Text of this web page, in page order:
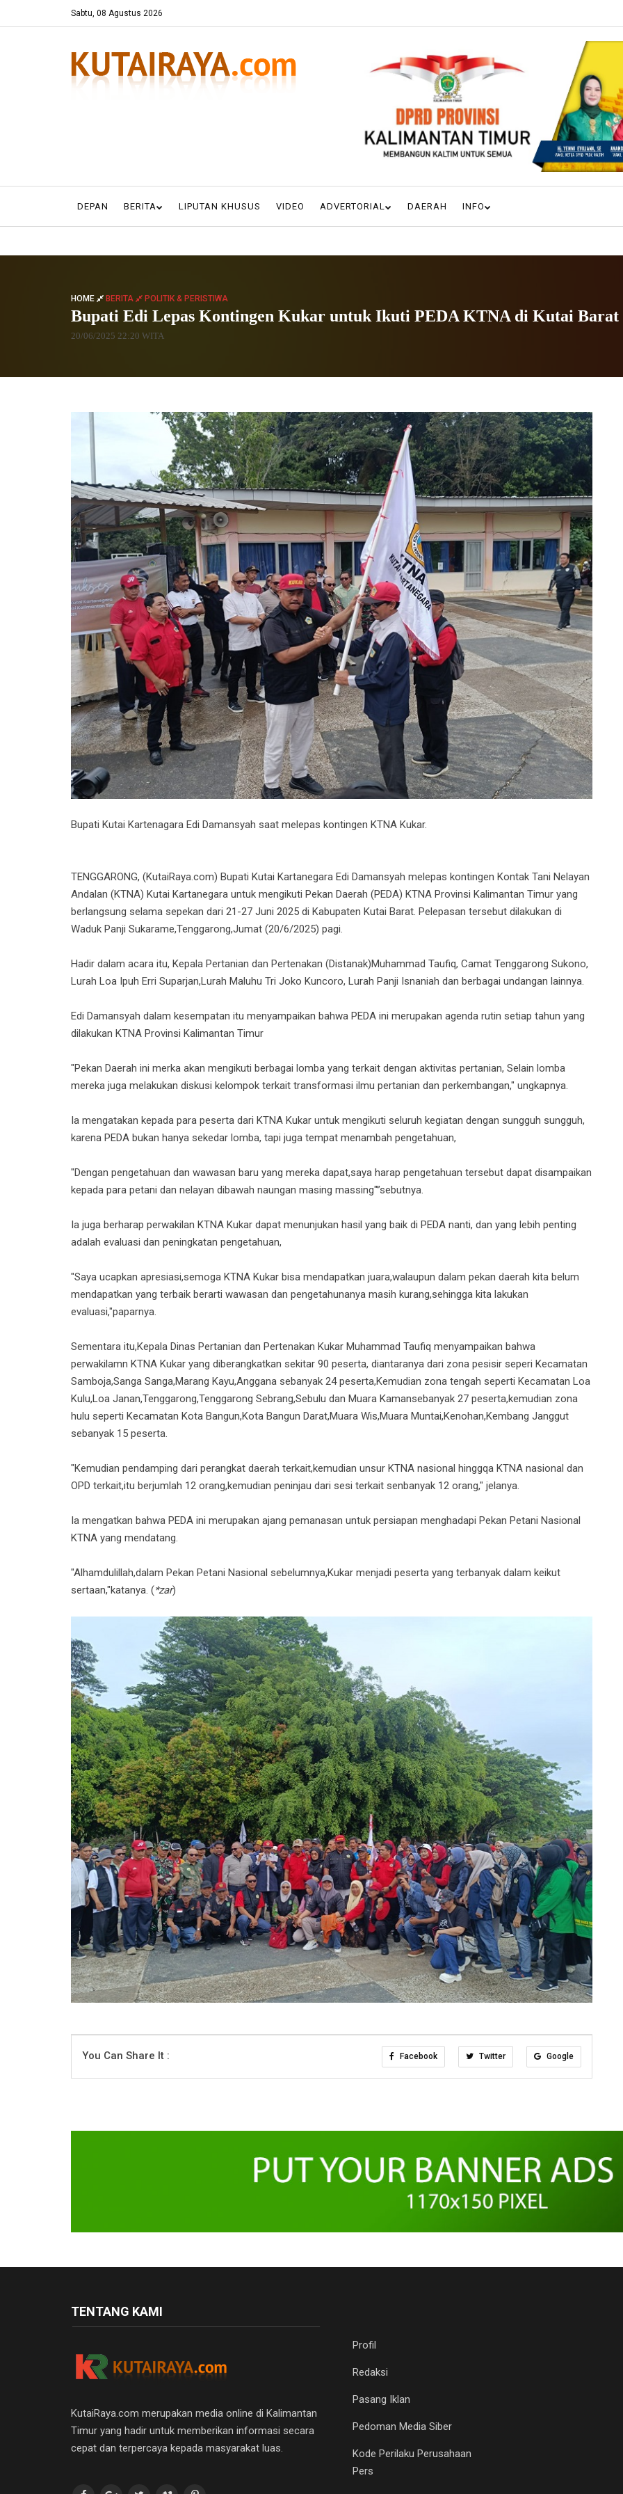
Sabtu, 08 Agustus 2026
DEPAN BERITA LIPUTAN KHUSUS VIDEO ADVERTORIAL DAERAH INFO
HOME BERITA POLITIK & PERISTIWA
Bupati Edi Lepas Kontingen Kukar untuk Ikuti PEDA KTNA di Kutai Barat
20/06/2025 22:20 WITA
Bupati Kutai Kartenagara Edi Damansyah saat melepas kontingen KTNA Kukar.
TENGGARONG, (KutaiRaya.com) Bupati Kutai Kartanegara Edi Damansyah melepas kontingen Kontak Tani Nelayan
Andalan (KTNA) Kutai Kartanegara untuk mengikuti Pekan Daerah (PEDA) KTNA Provinsi Kalimantan Timur yang
berlangsung selama sepekan dari 21-27 Juni 2025 di Kabupaten Kutai Barat. Pelepasan tersebut dilakukan di
Waduk Panji Sukarame,Tenggarong,Jumat (20/6/2025) pagi.
Hadir dalam acara itu, Kepala Pertanian dan Pertenakan (Distanak)Muhammad Taufiq, Camat Tenggarong Sukono,
Lurah Loa Ipuh Erri Suparjan,Lurah Maluhu Tri Joko Kuncoro, Lurah Panji Isnaniah dan berbagai undangan lainnya.
Edi Damansyah dalam kesempatan itu menyampaikan bahwa PEDA ini merupakan agenda rutin setiap tahun yang
dilakukan KTNA Provinsi Kalimantan Timur
"Pekan Daerah ini merka akan mengikuti berbagai lomba yang terkait dengan aktivitas pertanian, Selain lomba
mereka juga melakukan diskusi kelompok terkait transformasi ilmu pertanian dan perkembangan," ungkapnya.
Ia mengatakan kepada para peserta dari KTNA Kukar untuk mengikuti seluruh kegiatan dengan sungguh sungguh,
karena PEDA bukan hanya sekedar lomba, tapi juga tempat menambah pengetahuan,
"Dengan pengetahuan dan wawasan baru yang mereka dapat,saya harap pengetahuan tersebut dapat disampaikan
kepada para petani dan nelayan dibawah naungan masing massing"”sebutnya.
Ia juga berharap perwakilan KTNA Kukar dapat menunjukan hasil yang baik di PEDA nanti, dan yang lebih penting
adalah evaluasi dan peningkatan pengetahuan,
"Saya ucapkan apresiasi,semoga KTNA Kukar bisa mendapatkan juara,walaupun dalam pekan daerah kita belum
mendapatkan yang terbaik berarti wawasan dan pengetahunanya masih kurang,sehingga kita lakukan
evaluasi,"paparnya.
Sementara itu,Kepala Dinas Pertanian dan Pertenakan Kukar Muhammad Taufiq menyampaikan bahwa
perwakilamn KTNA Kukar yang diberangkatkan sekitar 90 peserta, diantaranya dari zona pesisir seperi Kecamatan
Samboja,Sanga Sanga,Marang Kayu,Anggana sebanyak 24 peserta,Kemudian zona tengah seperti Kecamatan Loa
Kulu,Loa Janan,Tenggarong,Tenggarong Sebrang,Sebulu dan Muara Kamansebanyak 27 peserta,kemudian zona
hulu seperti Kecamatan Kota Bangun,Kota Bangun Darat,Muara Wis,Muara Muntai,Kenohan,Kembang Janggut
sebanyak 15 peserta.
"Kemudian pendamping dari perangkat daerah terkait,kemudian unsur KTNA nasional hinggqa KTNA nasional dan
OPD terkait,itu berjumlah 12 orang,kemudian peninjau dari sesi terkait senbanyak 12 orang," jelanya.
Ia mengatkan bahwa PEDA ini merupakan ajang pemanasan untuk persiapan menghadapi Pekan Petani Nasional
KTNA yang mendatang.
"Alhamdulillah,dalam Pekan Petani Nasional sebelumnya,Kukar menjadi peserta yang terbanyak dalam keikut
sertaan,"katanya. (*zar)
You Can Share It : Facebook Twitter Google
TENTANG KAMI
KutaiRaya.com merupakan media online di Kalimantan
Timur yang hadir untuk memberikan informasi secara
cepat dan terpercaya kepada masyarakat luas.
Profil
Redaksi
Pasang Iklan
Pedoman Media Siber
Kode Perilaku Perusahaan
Pers